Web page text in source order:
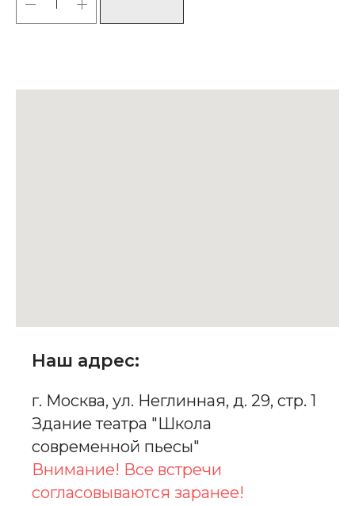
Наш адрес:
г. Москва, ул. Неглинная, д. 29, стр. 1
Здание театра "Школа
современной пьесы"
Внимание! Все встречи
согласовываются заранее!